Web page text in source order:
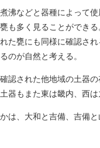
沸などと器種によって
も多く見ることができる
た甕にも同様に確認さ
のが自然と考える。
された他地域の土器
もまた東は畿内、西
は、大和と吉備、吉備